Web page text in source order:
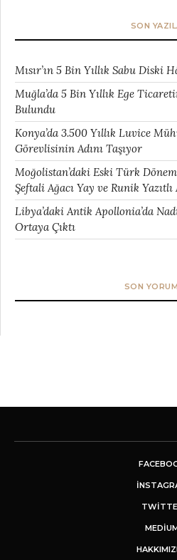
SON
Mısır’ın 5 Bin Yıllık Sabu Diski
Muğla’da 5 Bin Yıllık Ege
Bulundu
Konya’da 3.500 Yıllık Luvice
Görevlisinin Adını Taşıyor
Moğolistan’daki Eski Türk
Şeftali Ağacı Yay ve Runik
Libya’daki Antik Apollonia’da
Ortaya Çıktı
SON